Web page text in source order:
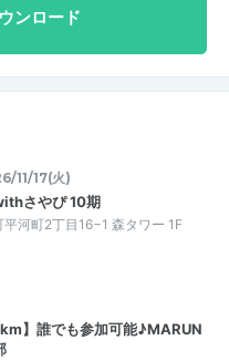
ンロード
11/17(火)
さやぴ 10期
河町2丁目16−1 森タワー 1F
】誰でも参加可能♪MARUN